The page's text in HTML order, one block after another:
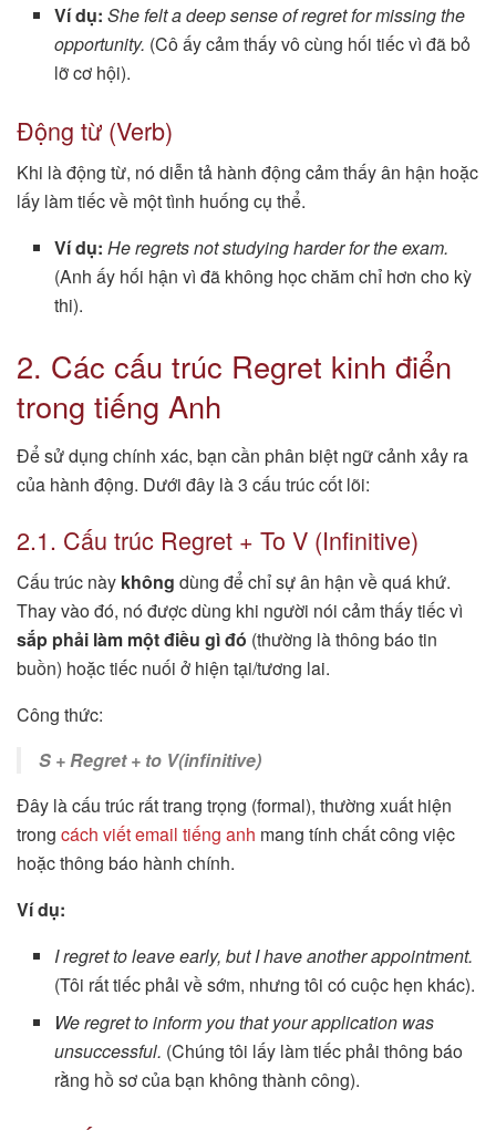
Ví dụ: She felt a deep sense of regret for missing the
opportunity. (Cô ấy cảm thấy vô cùng hối tiếc vì đã bỏ
lỡ cơ hội).
Động từ (Verb)
Khi là động từ, nó diễn tả hành động cảm thấy ân hận hoặc
lấy làm tiếc về một tình huống cụ thể.
Ví dụ: He regrets not studying harder for the exam.
(Anh ấy hối hận vì đã không học chăm chỉ hơn cho kỳ
thi).
2. Các cấu trúc Regret kinh điển
trong tiếng Anh
Để sử dụng chính xác, bạn cần phân biệt ngữ cảnh xảy ra
của hành động. Dưới đây là 3 cấu trúc cốt lõi:
2.1. Cấu trúc Regret + To V (Infinitive)
Cấu trúc này không dùng để chỉ sự ân hận về quá khứ.
Thay vào đó, nó được dùng khi người nói cảm thấy tiếc vì
sắp phải làm một điều gì đó (thường là thông báo tin
buồn) hoặc tiếc nuối ở hiện tại/tương lai.
Công thức:
S + Regret + to V(infinitive)
Đây là cấu trúc rất trang trọng (formal), thường xuất hiện
trong cách viết email tiếng anh mang tính chất công việc
hoặc thông báo hành chính.
Ví dụ:
I regret to leave early, but I have another appointment.
(Tôi rất tiếc phải về sớm, nhưng tôi có cuộc hẹn khác).
We regret to inform you that your application was
unsuccessful. (Chúng tôi lấy làm tiếc phải thông báo
rằng hồ sơ của bạn không thành công).